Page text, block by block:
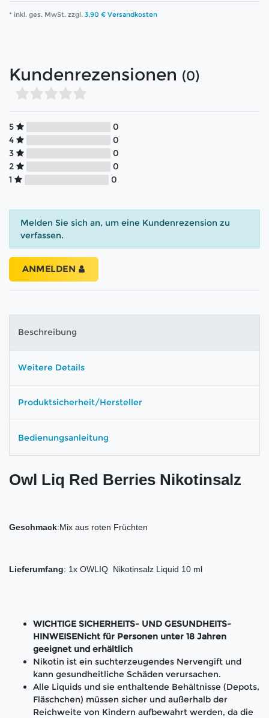
* inkl. ges. MwSt. zzgl. 3,90 € Versandkosten
Kundenrezensionen (0)
5
0
4
0
3
0
2
0
1
0
Melden Sie sich an, um eine Kundenrezension zu
verfassen.
ANMELDEN
Beschreibung
Weitere Details
Produktsicherheit/Hersteller
Bedienungsanleitung
Owl Liq Red Berries Nikotinsalz
Geschmack:Mix aus roten Früchten
Lieferumfang: 1x OWLIQ Nikotinsalz Liquid 10 ml
WICHTIGE SICHERHEITS- UND GESUNDHEITS-
HINWEISENicht für Personen unter 18 Jahren
geeignet und erhältlich
Nikotin ist ein suchterzeugendes Nervengift und
kann gesundheitliche Schäden verursachen.
Alle Liquids und sie enthaltende Behältnisse (Depots,
Fläschchen) müssen sicher und außerhalb der
Reichweite von Kindern aufbewahrt werden, da die